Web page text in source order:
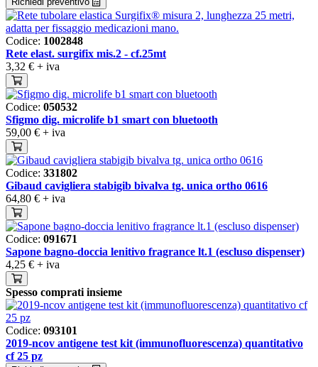
Codice: 1002848
Rete elast. surgifix mis.2 - cf.25mt
3,32 € + iva
Codice: 050532
Sfigmo dig. microlife b1 smart con bluetooth
59,00 € + iva
Codice: 331802
Gibaud cavigliera stabigib bivalva tg. unica ortho 0616
64,80 € + iva
Codice: 091671
Sapone bagno-doccia lenitivo fragrance lt.1 (escluso dispenser)
4,25 € + iva
Spesso comprati insieme
Codice: 093101
2019-ncov antigene test kit (immunofluorescenza) quantitativo
cf 25 pz